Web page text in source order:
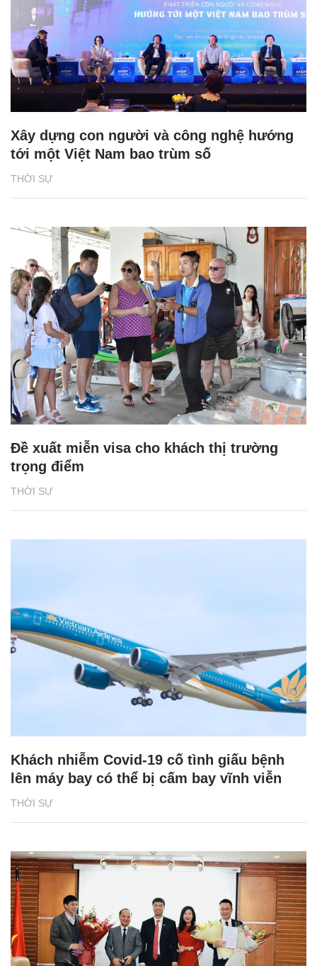
THỜI SỰ
Xây dựng con người và công nghệ hướng
tới một Việt Nam bao trùm số
THỜI SỰ
Đề xuất miễn visa cho khách thị trường
trọng điểm
THỜI SỰ
Khách nhiễm Covid-19 cố tình giấu bệnh
lên máy bay có thể bị cấm bay vĩnh viễn